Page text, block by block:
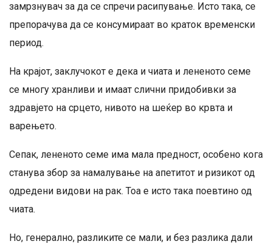
замрзнувач за да се спречи расипување. Исто така, се
препорачува да се консумираат во краток временски
период.
На крајот, заклучокот е дека и чиата и лененото семе
се многу хранливи и имаат слични придобивки за
здравјето на срцето, нивото на шеќер во крвта и
варењето.
Сепак, лененото семе има мала предност, особено кога
станува збор за намалување на апетитот и ризикот од
одредени видови на рак. Тоа е исто така поевтино од
чиата.
Но, генерално, разликите се мали, и без разлика дали